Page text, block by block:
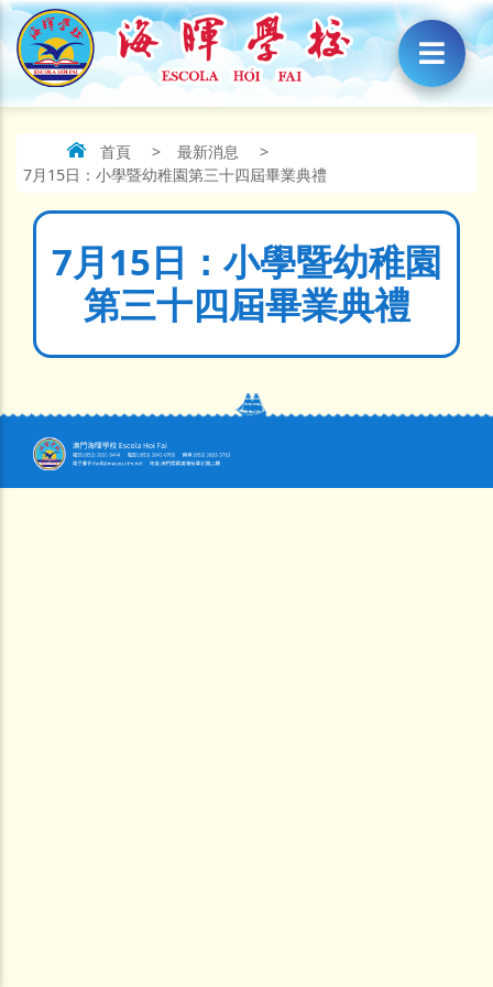
首頁 > 最新消息
>
7月15日：小學暨幼稚園第三十四屆畢業典禮
7月15日：小學暨幼稚園
第三十四屆畢業典禮